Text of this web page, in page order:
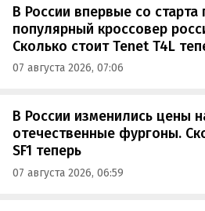
В России впервые со
популярный кроссовер
Сколько стоит Tenet T4L
07 августа 2026, 07:06
В России изменились цены
отечественные фургоны.
SF1 теперь
07 августа 2026, 06:59